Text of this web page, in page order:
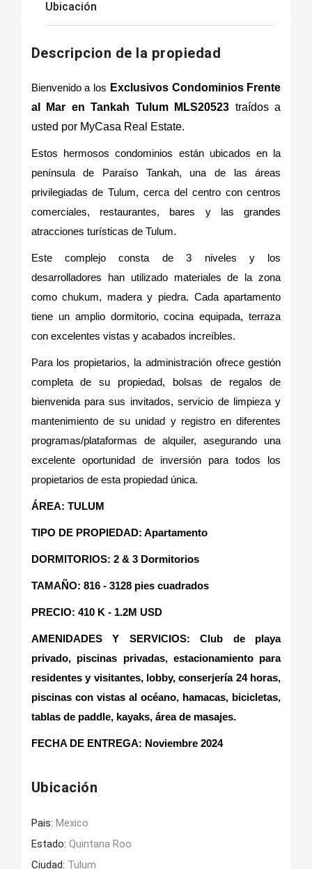
Ubicación
Descripcion de la propiedad
Bienvenido a los Exclusivos Condominios Frente
al Mar en Tankah Tulum MLS20523 traídos a
usted por MyCasa Real Estate.
Estos hermosos condominios están ubicados en la
península de Paraíso Tankah, una de las áreas
privilegiadas de Tulum, cerca del centro con centros
comerciales, restaurantes, bares y las grandes
atracciones turísticas de Tulum.
Este complejo consta de 3 niveles y los
desarrolladores han utilizado materiales de la zona
como chukum, madera y piedra. Cada apartamento
tiene un amplio dormitorio, cocina equipada, terraza
con excelentes vistas y acabados increíbles.
Para los propietarios, la administración ofrece gestión
completa de su propiedad, bolsas de regalos de
bienvenida para sus invitados, servicio de limpieza y
mantenimiento de su unidad y registro en diferentes
programas/plataformas de alquiler, asegurando una
excelente oportunidad de inversión para todos los
propietarios de esta propiedad única.
ÁREA: TULUM
TIPO DE PROPIEDAD: Apartamento
DORMITORIOS: 2 & 3 Dormitorios
TAMAÑO: 816 - 3128 pies cuadrados
PRECIO: 410 K - 1.2M USD
AMENIDADES Y SERVICIOS: Club de playa
privado, piscinas privadas, estacionamiento para
residentes y visitantes, lobby, conserjería 24 horas,
piscinas con vistas al océano, hamacas, bicicletas,
tablas de paddle, kayaks, área de masajes.
FECHA DE ENTREGA: Noviembre 2024
Ubicación
Pais: Mexico
Estado: Quintana Roo
Ciudad: Tulum